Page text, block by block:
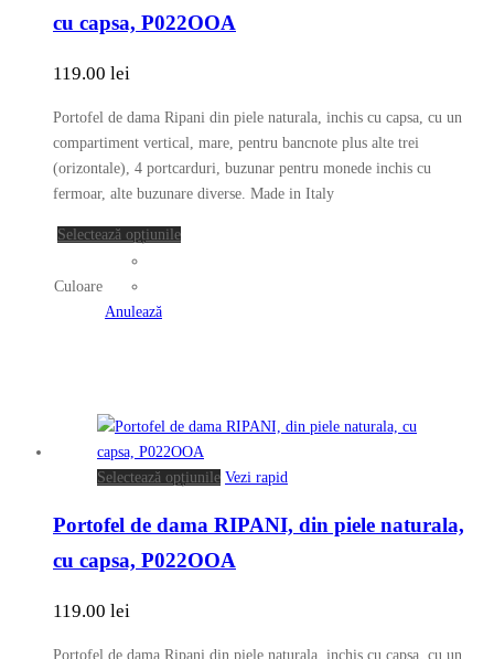
mai
pot
fi
alese
în
cu capsa, P022OOA
119.00 lei
Portofel de dama Ripani din piele naturala, inchis cu capsa, cu un
compartiment vertical, mare, pentru bancnote plus alte trei
(orizontale), 4 portcarduri, buzunar pentru monede inchis cu
fermoar, alte buzunare diverse. Made in Italy
Selectează opțiunileAcest
fi
alese
în
produsului.
Culoare
Anulează
Selectează opțiunile Acest
are
mai
pot
Vezi rapid
Portofel de dama RIPANI, din piele naturala,
cu capsa, P022OOA
119.00 lei
Portofel de dama Ripani din piele naturala, inchis cu capsa, cu un